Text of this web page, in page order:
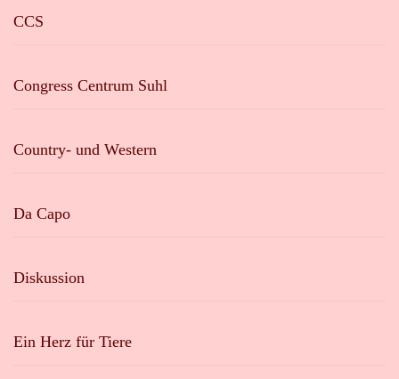
CCS
Congress Centrum Suhl
Country- und Western
Da Capo
Diskussion
Ein Herz für Tiere